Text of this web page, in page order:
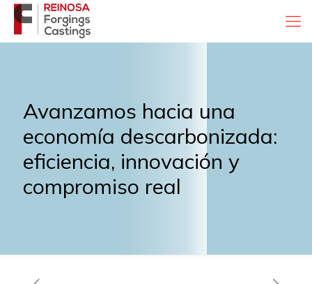
Avanzamos hacia una
economía descarbonizada:
eficiencia, innovación y
compromiso real